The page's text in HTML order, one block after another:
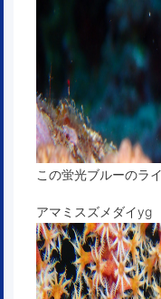
この蛍光ブルーのラ
アマミスズメダイyg